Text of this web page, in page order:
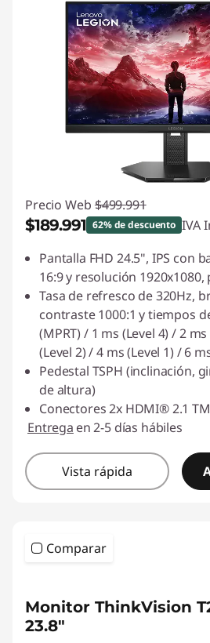
Precio Web $499.991
$189.991 62% de descuento IVA
Ahorros instantáneos :-
Pantalla FHD 24.5", IPS con
16:9 y resolución
Tasa de refresco de 320Hz,
contraste 1000:1 y tiempos
(MPRT) / 1 ms (Level 4) / 2
(Level 2) / 4 ms (Level 1) / 6
Pedestal TSPH (inclinación,
de altura)
Conectores 2x HDMI® 2.1
Entrega en 2-5 días hábiles
Vista rápida
Comparar
Monitor ThinkVision
23.8"